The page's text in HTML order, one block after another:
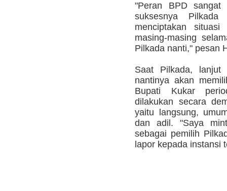
"Peran BPD sangat
suksesnya
menciptakan
masing-masing
Pilkada nanti," pesan
Saat Pilkada,
nantinya akan
Bupati Kukar
dilakukan secara
yaitu langsung,
dan adil. "Saya
sebagai pemilih
lapor kepada instansi